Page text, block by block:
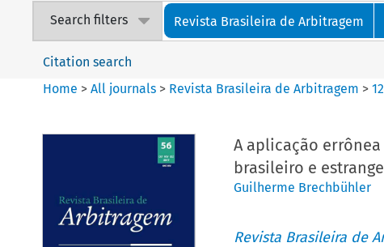
Search filters Revista Brasileira de Arbitragem
Citation search
Home >All journals > Revista Brasileira de Arbitragem >12
A aplicação
brasileiro e
Guilherme Brechbühler
Revista Brasileira de